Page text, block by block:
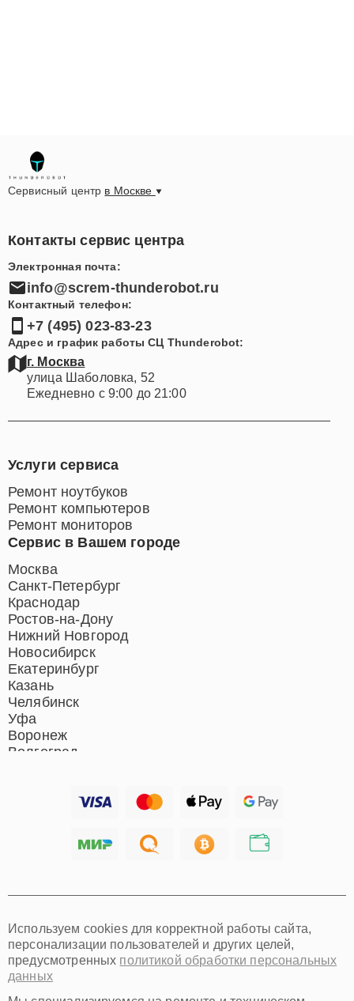
Сервисный центр в Москве
Контакты сервис центра
Электронная почта:
info@screm-thunderobot.ru
Контактный телефон:
+7 (495) 023-83-23
Адрес и график работы СЦ Thunderobot:
г. Москва
улица Шаболовка, 52
Ежедневно с 9:00 до 21:00
Сервис в Вашем городе
Москва
Санкт-Петербург
Краснодар
Ростов-на-Дону
Нижний Новгород
Новосибирск
Екатеринбург
Казань
Челябинск
Уфа
Воронеж
Волгоград
Хабаровск
Омск
Красноярск
Пермь
Ульяновск
Услуги сервиса
Ремонт ноутбуков
Ремонт компьютеров
Ремонт мониторов
Используем cookies для корректной работы сайта,
персонализации пользователей и других целей,
предусмотренных политикой обработки персональных
данных